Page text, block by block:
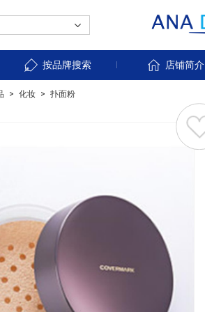
按品牌搜索 店铺简介
化妆 扑面粉